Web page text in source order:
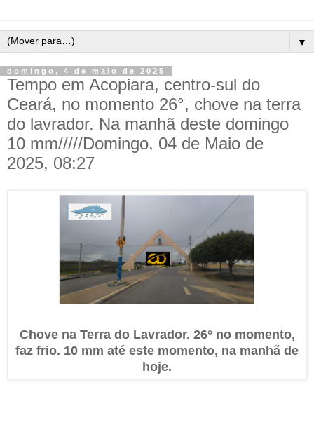
▼
domingo, 4 de maio de 2025
Tempo em Acopiara, centro-sul do
Ceará, no momento 26°, chove na terra
do lavrador. Na manhã deste domingo
10 mm/////Domingo, 04 de Maio de
2025, 08:27
Chove na Terra do Lavrador. 26° no momento,
faz frio. 10 mm até este momento, na manhã de
hoje.